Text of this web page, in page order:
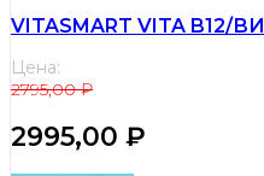
VITASMART VITA B12/
Цена:
2795,00₽
2995,00 ₽